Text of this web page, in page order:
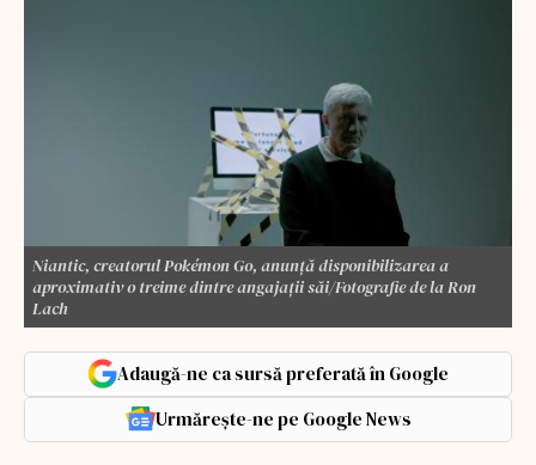
Niantic, creatorul Pokémon Go, anunță disponibilizarea a
aproximativ o treime dintre angajații săi/Fotografie de la Ron
Lach
Adaugă-ne ca sursă preferată în Google
Urmărește-ne pe Google News